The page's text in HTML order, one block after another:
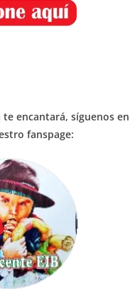
encantará, síguenos
fanspage: